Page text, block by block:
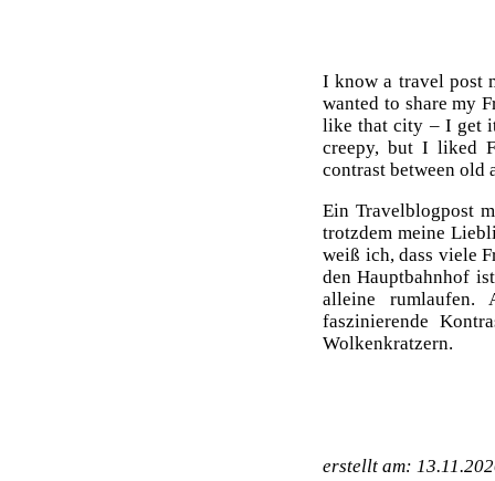
I know a travel post
wanted to share my
like that city – I get
creepy, but I liked
contrast between old
Ein Travelblogpost
trotzdem meine
weiß ich, dass viele
den Hauptbahnhof
alleine rumlaufen.
faszinierende
Wolkenkratzern.
erstellt am: